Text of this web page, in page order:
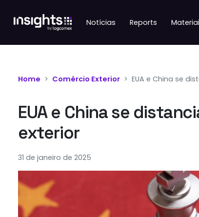
Notícias Reports
Home Comércio Exterior EUA e China se
EUA e China se
exterior
31 de janeiro de 2025